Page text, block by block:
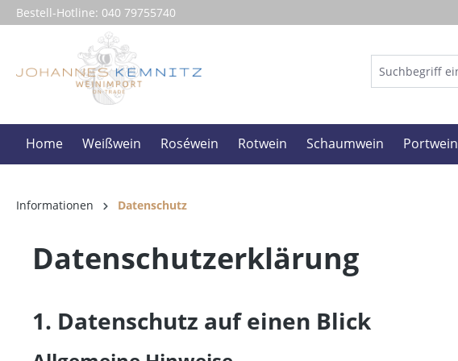
Zur Hauptnavigation springen
Bestell-Hotline: 040 79755740
Home Weißwein Roséwein Rotwein Schaumwein Portwein
Informationen Datenschutz
Datenschutz­erklärung
1. Datenschutz auf einen Blick